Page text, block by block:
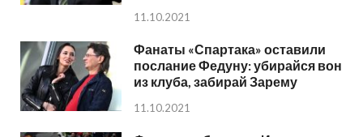
11.10.2021
Фанаты «Спартака» оставили
послание Федуну: убирайся вон
из клуба, забирай Зарему
11.10.2021